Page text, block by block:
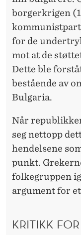
borgerkrigen
for de
mot at de
Dette ble
bestående av
Bulgaria.
Når
seg nettopp
hendelsene
punkt.
folkegruppen
argument for
KRITIKK